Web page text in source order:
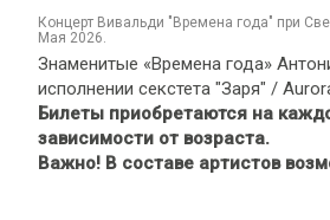
концерт Вивальди "Времена года" при Свечах в Екатеринбурге 01
Мая 2026.
Знаменитые «Времена года»
исполнении секстета "Заря" /
Билеты приобретаются на
зависимости от возраста.
Важно! В составе артистов